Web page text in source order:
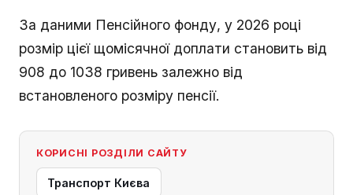
За даними Пенсійного фонду, у 2026 році
розмір цієї щомісячної доплати становить від
908 до 1038 гривень залежно від
встановленого розміру пенсії.
КОРИСНІ РОЗДІЛИ САЙТУ
Транспорт Києва